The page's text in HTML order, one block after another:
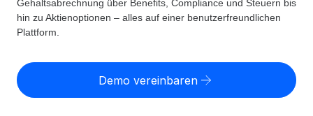
Employer of Record
Weltweites Wachstum ohne Kosten für Niederlassungen
Contractor of Record
Rechtssichere, weltweite Arbeit mit Freelancer:innen
Country Explorer
Länderspezifische Unterstützung bei der Einstellung
Einfache Einstellung in allen US-Bundesstaaten
TOOLS UND RECHNER
Scheinselbstständigkeitsrisiko berechnen
Personalkostenrechner
Preise
Gehaltsabrechnung über Benefits, Compliance und Steuern bis
hin zu Aktienoptionen – alles auf einer benutzerfreundlichen
Plattform.
Demo vereinbaren